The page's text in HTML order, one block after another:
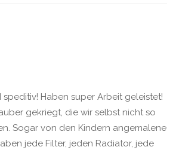
Haben super Arbeit geleistet!
gekriegt, die wir selbst nicht so
Sogar von den Kindern angemalene
jede Filter, jeden Radiator, jede